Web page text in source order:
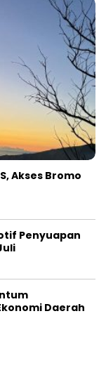
Akses Bromo
Penyuapan
Daerah